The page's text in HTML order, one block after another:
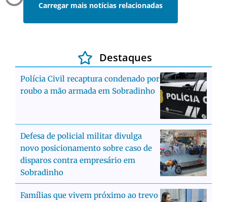
Carregar mais notícias relacionadas
Destaques
Polícia Civil recaptura condenado por
roubo a mão armada em Sobradinho
Defesa de policial militar divulga
novo posicionamento sobre caso de
disparos contra empresário em
Sobradinho
Famílias que vivem próximo ao trevo